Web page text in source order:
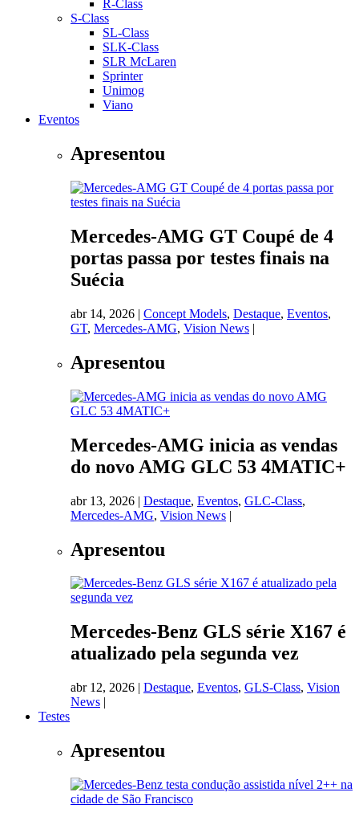
R-Class
S-Class
SL-Class
SLK-Class
SLR McLaren
Sprinter
Unimog
Viano
Eventos
Apresentou
Mercedes-AMG GT Coupé de 4
portas passa por testes finais na
Suécia
abr 14, 2026 | Concept Models, Destaque, Eventos,
GT, Mercedes-AMG, Vision News |
Apresentou
Mercedes-AMG inicia as vendas
do novo AMG GLC 53 4MATIC+
abr 13, 2026 | Destaque, Eventos, GLC-Class,
Mercedes-AMG, Vision News |
Apresentou
Mercedes-Benz GLS série X167 é
atualizado pela segunda vez
abr 12, 2026 | Destaque, Eventos, GLS-Class, Vision
News |
Testes
Apresentou